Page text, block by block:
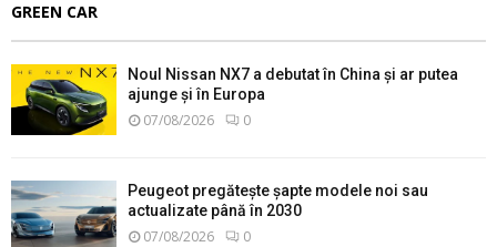
GREEN CAR
Noul Nissan NX7 a debutat în China și ar putea
ajunge și în Europa
07/08/2026 0
Peugeot pregătește șapte modele noi sau
actualizate până în 2030
07/08/2026 0